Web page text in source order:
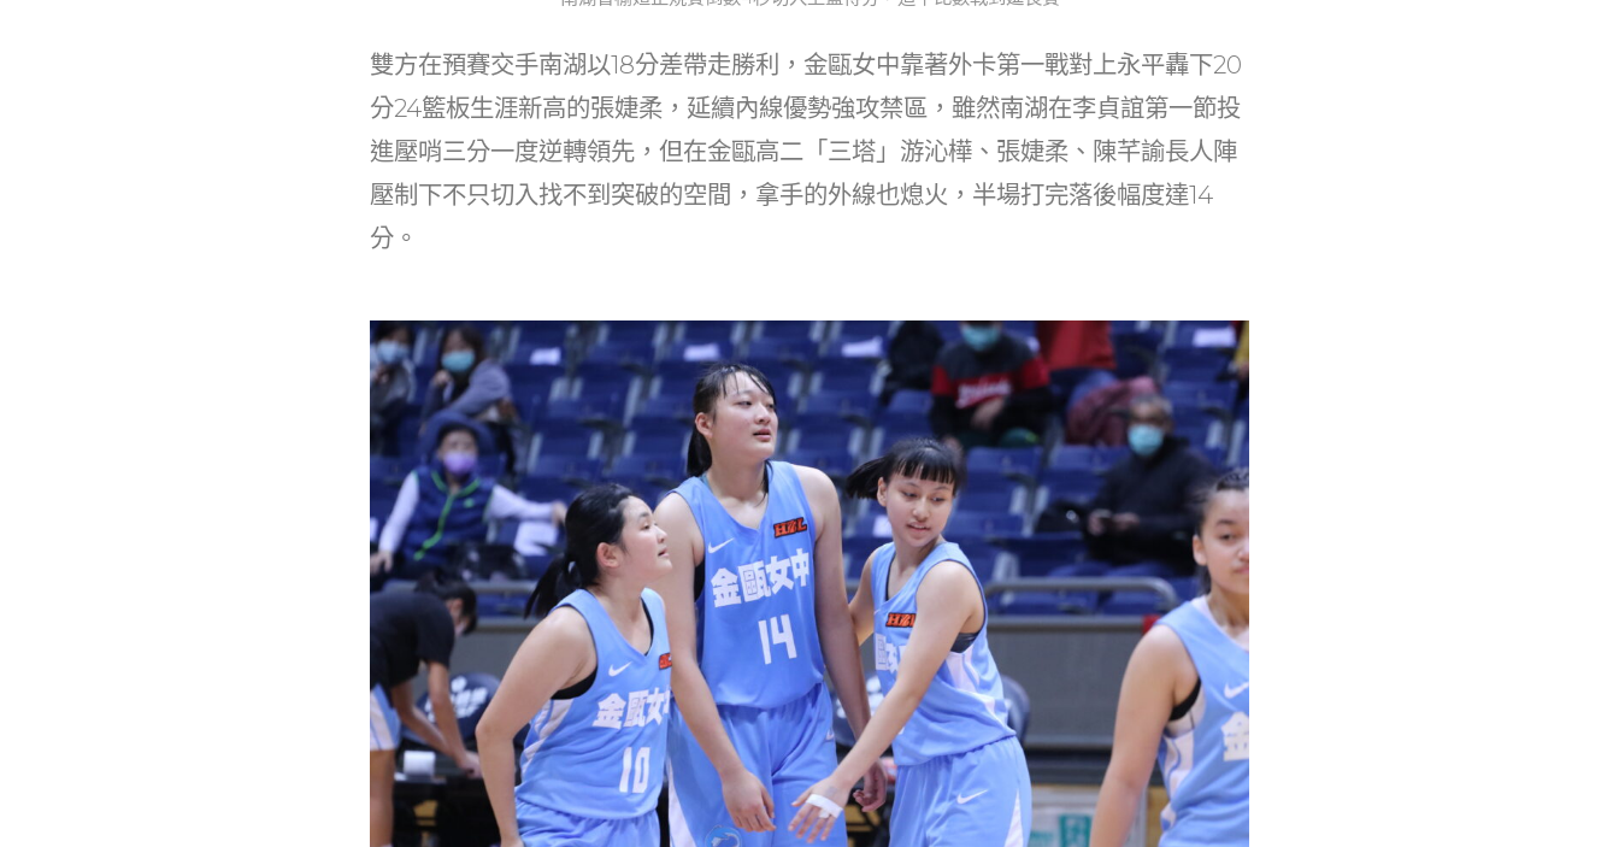
雙方在預賽交手南湖以18分差帶走勝利，金甌女中靠著外卡第一戰對上永平轟下20
分24籃板生涯新高的張婕柔，延續內線優勢強攻禁區，雖然南湖在李貞誼第一節投
進壓哨三分一度逆轉領先，但在金甌高二「三塔」游沁樺、張婕柔、陳芊諭長人陣
壓制下不只切入找不到突破的空間，拿手的外線也熄火，半場打完落後幅度達14
分。